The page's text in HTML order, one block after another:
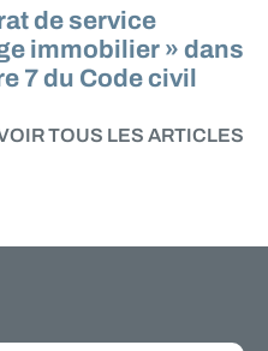
de service
immobilier » dans
7 du Code civil
TOUS LES ARTICLES